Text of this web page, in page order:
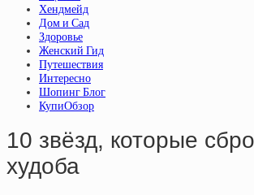
Хендмейд
Дом и Сад
Здоровье
Женский Гид
Путешествия
Интересно
Шопинг Блог
КупиОбзор
10 звёзд, которые
худоба